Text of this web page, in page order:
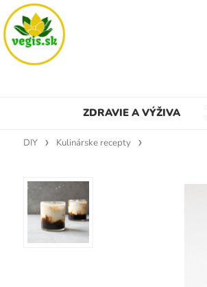
ZDRAVIE A VÝŽIVA
DIY Kulinárske recepty